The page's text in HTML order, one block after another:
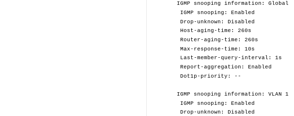
IGMP snooping information: Global
IGMP snooping: Enabled
Drop-unknown: Disabled
Host-aging-time: 260s
Router-aging-time: 260s
Max-response-time: 10s
Last-member-query-interval: 1s
Report-aggregation: Enabled
Dot1p-priority: --
IGMP snooping information: VLAN 1
IGMP snooping: Enabled
Drop-unknown: Disabled